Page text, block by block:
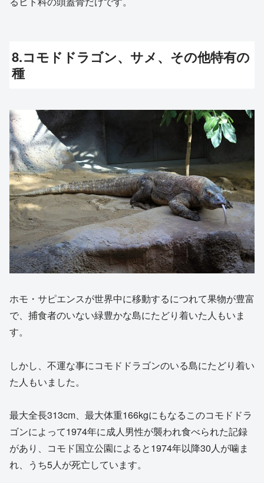
8.コモドドラゴン、サメ、その他特有の
種
ホモ・サピエンスが世界中に移動するにつれて果物が豊富
で、捕食者のいない緑豊かな島にたどり着いた人もいま
す。
しかし、不運な事にコモドドラゴンのいる島にたどり着い
た人もいました。
最大全長313cm、最大体重166kgにもなるこのコモドドラ
ゴンによって1974年に成人男性が襲われ食べられた記録
があり、コモド国立公園によると1974年以降30人が噛ま
れ、うち5人が死亡しています。